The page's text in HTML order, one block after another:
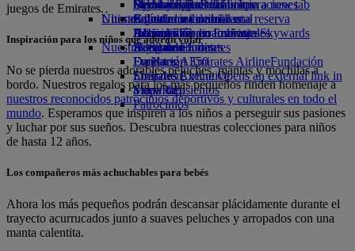
Opens an external link in a new tab
Bebidas
Nuestra flota
Boeing 777
A380 de Emirates
Emirates A350
Emirates Executive
Mapa de asientos
Diversión para los niños
Juguetes infantiles
Actividades para niños
Sostenibilidad en las operaciones
Política medioambiental
Informes medioambientales
Nuestras comunidades
Fundación Emirates AirlineFundación
Emirates Airline Opens an external link in
a new tab
Patrocinios
De Madrid a Dubái
Últimos destinos
Helsinki
Hangzhou
Da Nang
Shenzhen
Siem Riep
Skywards Rail
Calculadora de millas
Inicie sesión en Emirates Skywards
Skywards+
Móvil y app de Emirates
Cancelar o cambiar una reserva
Alteraciones en los viajes
Acerca de Emirates
juegos de Emirates.
Inspiración para los niños que adoran volar
No se pierda nuestros adorables peluches, mantas y mochilas a
bordo. Nuestros regalos para los más pequeños rinden homenaje a
nuestros reconocidos patrocinios deportivos y culturales en todo el
mundo. Esperamos que inspiren a los niños a perseguir sus pasiones
y luchar por sus sueños. Descubra nuestras colecciones para niños
de hasta 12 años.
Los compañeros más achuchables para bebés
Ahora los más pequeños podrán descansar plácidamente durante el
trayecto acurrucados junto a suaves peluches y arropados con una
manta calentita.